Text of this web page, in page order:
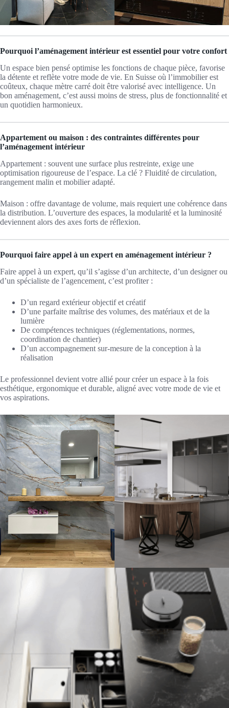
Pourquoi l’aménagement intérieur est essentiel pour votre confort
Un espace bien pensé optimise les fonctions de chaque pièce, favorise
la détente et reflète votre mode de vie. En Suisse où l’immobilier est
coûteux, chaque mètre carré doit être valorisé avec intelligence. Un
bon aménagement, c’est aussi moins de stress, plus de fonctionnalité et
un quotidien harmonieux.
Appartement ou maison : des contraintes différentes pour
l’aménagement intérieur
Appartement : souvent une surface plus restreinte, exige une
optimisation rigoureuse de l’espace. La clé ? Fluidité de circulation,
rangement malin et mobilier adapté.
Maison : offre davantage de volume, mais requiert une cohérence dans
la distribution. L’ouverture des espaces, la modularité et la luminosité
deviennent alors des axes forts de réflexion.
Pourquoi faire appel à un expert en aménagement intérieur ?
Faire appel à un expert, qu’il s’agisse d’un architecte, d’un designer ou
d’un spécialiste de l’agencement, c’est profiter :
D’un regard extérieur objectif et créatif
D’une parfaite maîtrise des volumes, des matériaux et de la
lumière
De compétences techniques (réglementations, normes,
coordination de chantier)
D’un accompagnement sur-mesure de la conception à la
réalisation
Le professionnel devient votre allié pour créer un espace à la fois
esthétique, ergonomique et durable, aligné avec votre mode de vie et
vos aspirations.